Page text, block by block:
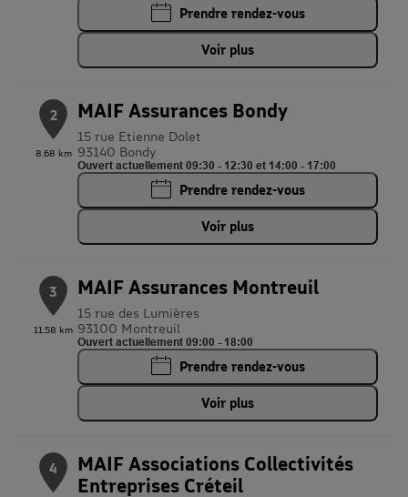
Prendre rendez-vous
Voir plus
2
8.68 km
MAIF Assurances Bondy
15 rue Etienne Dolet
93140 Bondy
Ouvert actuellement 09:30 - 12:30 et 14:00 - 17:00
Prendre rendez-vous
Voir plus
3
11.58 km
MAIF Assurances Montreuil
15 rue des Lumières
93100 Montreuil
Ouvert actuellement 09:00 - 18:00
Prendre rendez-vous
Voir plus
4
MAIF Associations Collectivités
Entreprises Créteil